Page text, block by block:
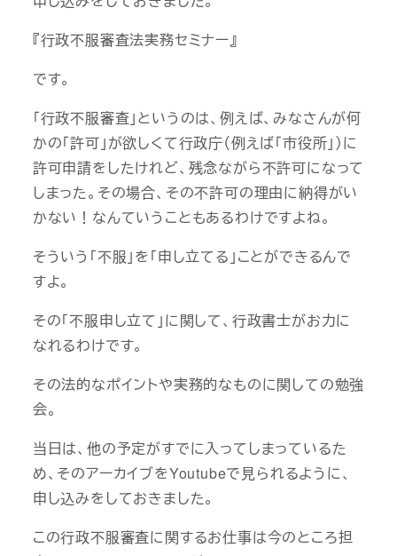
『行政不服審査法実務セミナー』
です。
「行政不服審査」というのは、例えば、みなさんが何
かの「許可」が欲しくて行政庁（例えば「市役所」）に
許可申請をしたけれど、残念ながら不許可になって
しまった。その場合、その不許可の理由に納得がい
かない！なんていうこともあるわけですよね。
そういう「不服」を「申し立てる」ことができるんで
すよ。
その「不服申し立て」に関して、行政書士がお力に
なれるわけです。
その法的なポイントや実務的なものに関しての勉強
会。
当日は、他の予定がすでに入ってしまっているた
め、そのアーカイブをYoutubeで見られるように、
申し込みをしておきました。
この行政不服審査に関するお仕事は今のところ担